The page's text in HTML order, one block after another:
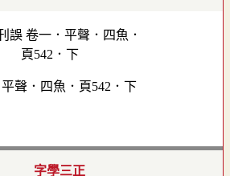
聲．四魚．頁542．下
字學三正